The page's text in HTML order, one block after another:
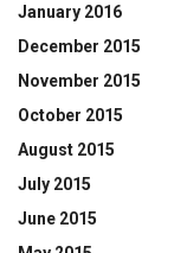
January 2016
December 2015
November 2015
October 2015
August 2015
July 2015
June 2015